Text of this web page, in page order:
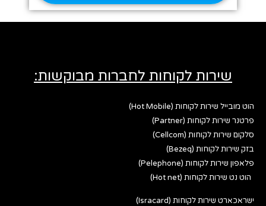
שירות לקוחות לחברות מבוקשות:
הוט מובייל שירות לקוחות (Hot Mobile)
פרטנר שירות לקוחות (Partner)
סלקום שירות לקוחות (Cellcom)
בזק שירות לקוחות (Bezeq)
פלאפון שירות לקוחות (Pelephone)
הוט נט שירות לקוחות (Hot net)
ישראכארט שירות לקוחות (Isracard)